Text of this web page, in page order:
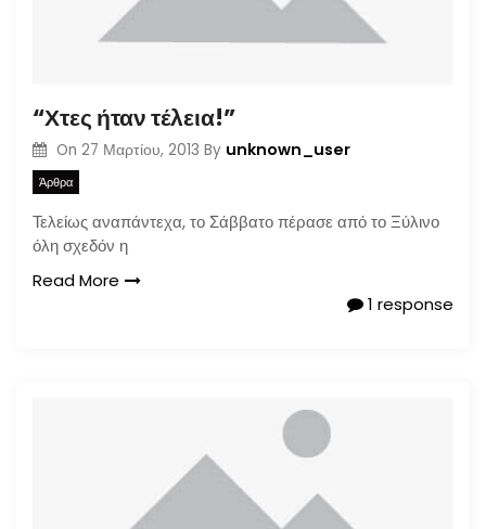
“Χτες ήταν τέλεια!”
On 27 Μαρτίου, 2013 By unknown_user
Άρθρα
Τελείως αναπάντεχα, το Σάββατο πέρασε από το Ξύλινο
όλη σχεδόν η
Read More
1 response